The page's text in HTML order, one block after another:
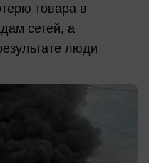
товара в
сетей, а
люди